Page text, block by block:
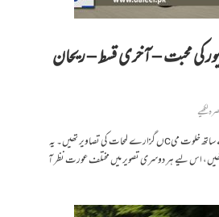
کی محبت – آخری قسط – ریحان
لکھیے
بیڈ پر میرے مختلف خواتین کے ساتھ خلوت میcں گزارے لمحات کی تصاویر تھیں۔ یہ
اس لیے ہر دوسری تصویر میں مختلف عورت نظر آ